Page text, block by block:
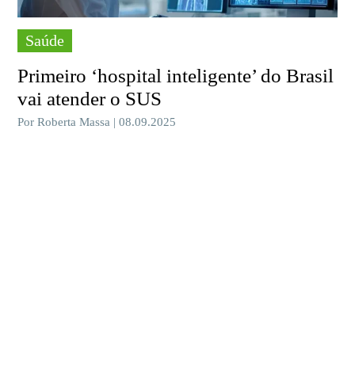
Saúde
Primeiro ‘hospital inteligente’ do Brasil
vai atender o SUS
Por Roberta Massa | 08.09.2025